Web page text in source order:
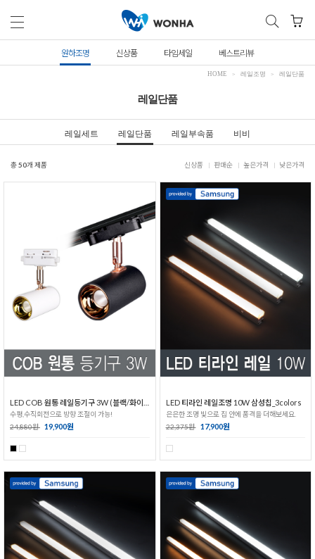
원하조명 신상품 타임세일 베스트리뷰
HOME 레일조명 레일단품
레일단품
레일세트 레일단품 레일부속품 비비
총50개 제품 신상품 판매순 높은가격 낮은가격
수평,수직회전으로 방향 조절이 가능!
24,880원 19,900원
LED 티라인 레일조명 10W 삼성칩_3colors
은은한 조명 빛으로 집 안에 품격을 더해보세요.
22,375원 17,900원